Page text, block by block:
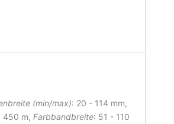
(min/max): 20 - 114 mm,
450 m, Farbbandbreite: 51 - 110